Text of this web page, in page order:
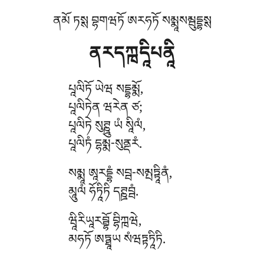
ནམོ ཏསྶ བྷགཝཏོ ཨརཧཏོ སམྨཱསམྦུདྡྷསྶ
ནརདཀྑདཱིཔནཱི
པཱལིཏོཡེཝ སདྡྷམྨོ,
པཱལིཏེན ཝརེན ཙ;
པཱལིཏེ སུཊྛུ ཡཾ སཱིལཾ,
པཱལིཏཾ དྷམྨ-སུནྡརཾ.
སམྨཱཨཱརདྡྷཾ སབྦ-སམྤཏྟཱིནཾ,
མཱུལཾ ཧོཏཱིཏི དཊྛབྦཾ.
ཝཱིརིཡཱརབྦྷོབྷིཀྑཝེ,
མཧཏོ ཨཏྠཱཡ སཾཝཏྟཏཱིཏི.